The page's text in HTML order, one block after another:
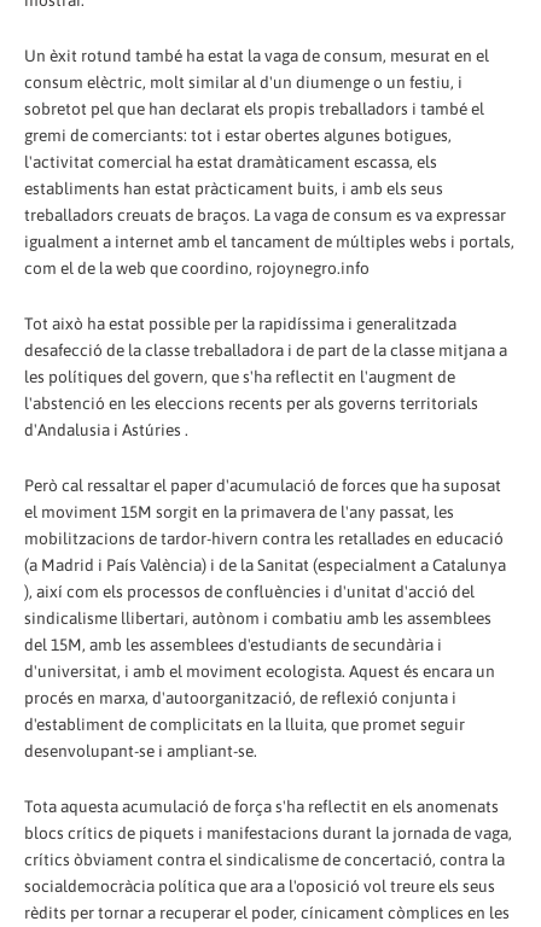
Un èxit rotund també ha estat la vaga de consum, mesurat en el
consum elèctric, molt similar al d'un diumenge o un festiu, i
sobretot pel que han declarat els propis treballadors i també el
gremi de comerciants: tot i estar obertes algunes botigues,
l'activitat comercial ha estat dramàticament escassa, els
establiments han estat pràcticament buits, i amb els seus
treballadors creuats de braços. La vaga de consum es va expressar
igualment a internet amb el tancament de múltiples webs i portals,
com el de la web que coordino, rojoynegro.info
Tot això ha estat possible per la rapidíssima i generalitzada
desafecció de la classe treballadora i de part de la classe mitjana a
les polítiques del govern, que s'ha reflectit en l'augment de
l'abstenció en les eleccions recents per als governs territorials
d'Andalusia i Astúries .
Però cal ressaltar el paper d'acumulació de forces que ha suposat
el moviment 15M sorgit en la primavera de l'any passat, les
mobilitzacions de tardor-hivern contra les retallades en educació
(a Madrid i País València) i de la Sanitat (especialment a Catalunya
), així com els processos de confluències i d'unitat d'acció del
sindicalisme llibertari, autònom i combatiu amb les assemblees
del 15M, amb les assemblees d'estudiants de secundària i
d'universitat, i amb el moviment ecologista. Aquest és encara un
procés en marxa, d'autoorganització, de reflexió conjunta i
d'establiment de complicitats en la lluita, que promet seguir
desenvolupant-se i ampliant-se.
Tota aquesta acumulació de força s'ha reflectit en els anomenats
blocs crítics de piquets i manifestacions durant la jornada de vaga,
crítics òbviament contra el sindicalisme de concertació, contra la
socialdemocràcia política que ara a l'oposició vol treure els seus
rèdits per tornar a recuperar el poder, cínicament còmplices en les